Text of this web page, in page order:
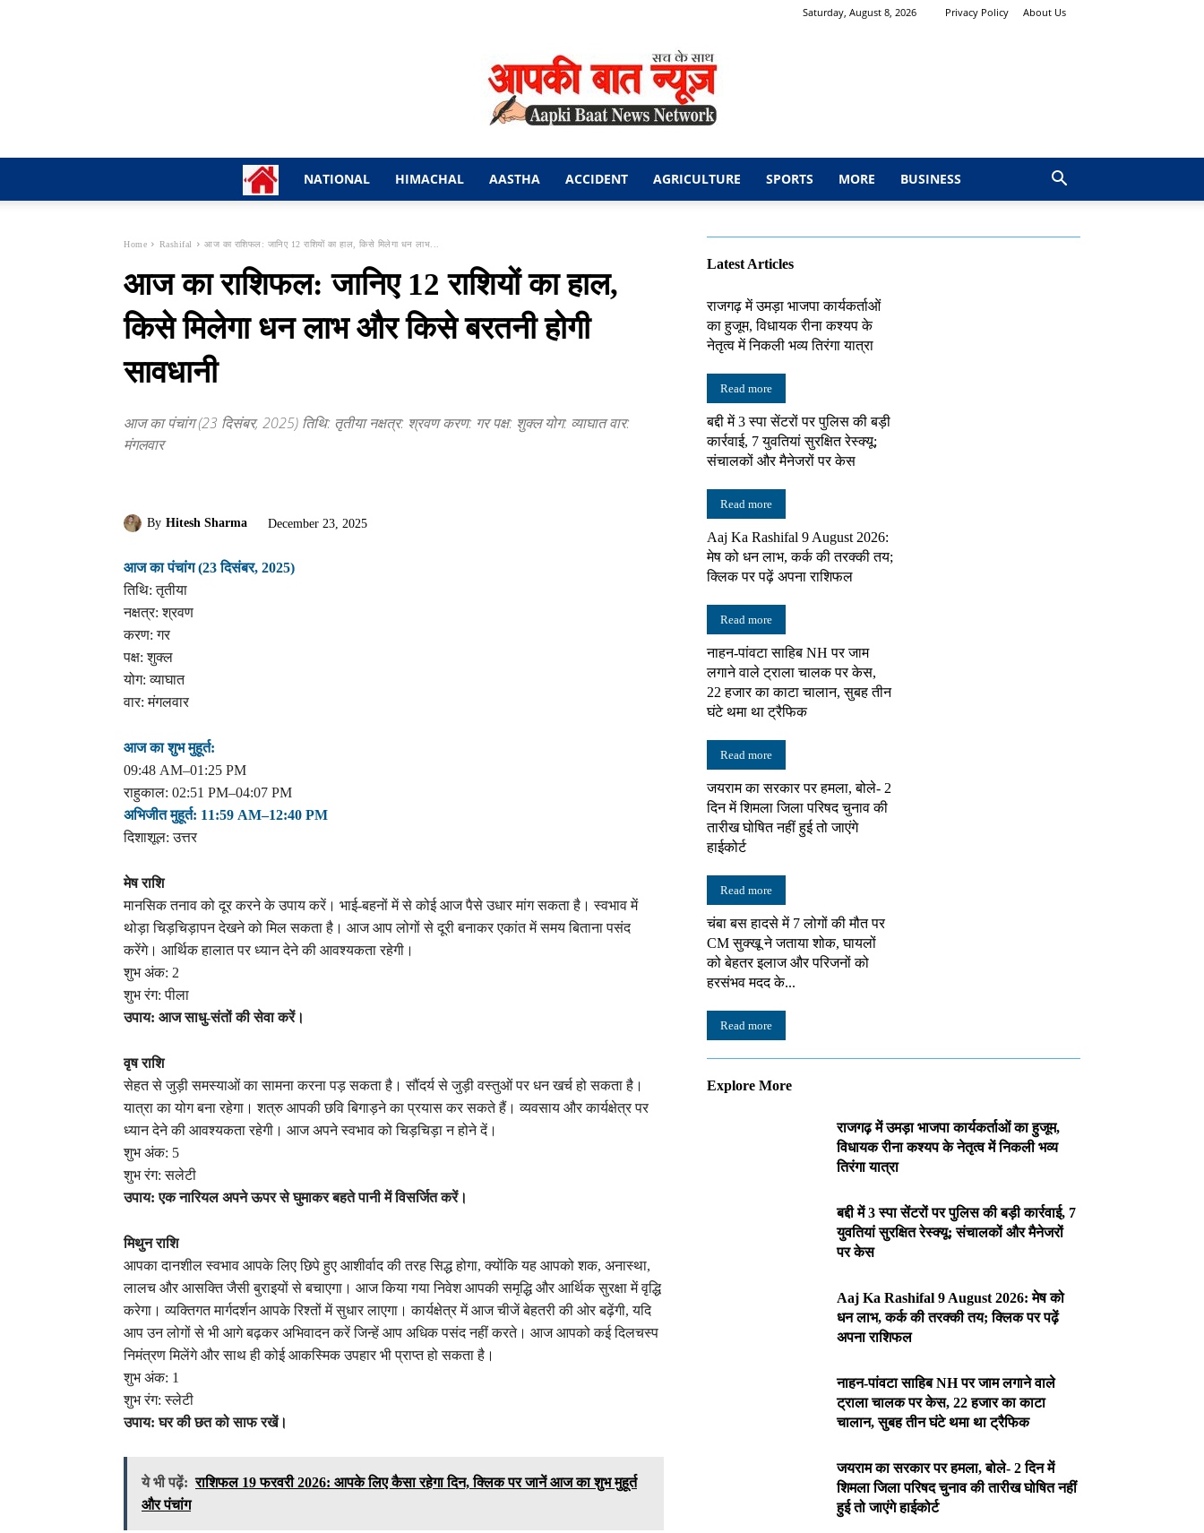
Saturday, August 8, 2026 Privacy Policy About Us
NATIONAL HIMACHAL AASTHA ACCIDENT AGRICULTURE SPORTS MORE BUSINESS
Home Rashifal आज का राशिफल: जानिए 12 राशियों का हाल, किसे मिलेगा धन लाभ...
आज का राशिफल: जानिए 12 राशियों का हाल,
किसे मिलेगा धन लाभ और किसे बरतनी होगी
सावधानी
आज का पंचांग (23 दिसंबर, 2025) तिथि: तृतीया नक्षत्र: श्रवण करण: गर पक्ष: शुक्ल योग: व्याघात वार:
मंगलवार
By Hitesh Sharma December 23, 2025
आज का पंचांग (23 दिसंबर, 2025)
तिथि: तृतीया
नक्षत्र: श्रवण
करण: गर
पक्ष: शुक्ल
योग: व्याघात
वार: मंगलवार
आज का शुभ मुहूर्त:
09:48 AM–01:25 PM
राहुकाल: 02:51 PM–04:07 PM
अभिजीत मुहूर्त: 11:59 AM–12:40 PM
दिशाशूल: उत्तर
मेष राशि
मानसिक तनाव को दूर करने के उपाय करें। भाई-बहनों में से कोई आज पैसे उधार मांग सकता है। स्वभाव में
थोड़ा चिड़चिड़ापन देखने को मिल सकता है। आज आप लोगों से दूरी बनाकर एकांत में समय बिताना पसंद
करेंगे। आर्थिक हालात पर ध्यान देने की आवश्यकता रहेगी।
शुभ अंक: 2
शुभ रंग: पीला
उपाय: आज साधु-संतों की सेवा करें।
वृष राशि
सेहत से जुड़ी समस्याओं का सामना करना पड़ सकता है। सौंदर्य से जुड़ी वस्तुओं पर धन खर्च हो सकता है।
यात्रा का योग बना रहेगा। शत्रु आपकी छवि बिगाड़ने का प्रयास कर सकते हैं। व्यवसाय और कार्यक्षेत्र पर
ध्यान देने की आवश्यकता रहेगी। आज अपने स्वभाव को चिड़चिड़ा न होने दें।
शुभ अंक: 5
शुभ रंग: सलेटी
उपाय: एक नारियल अपने ऊपर से घुमाकर बहते पानी में विसर्जित करें।
मिथुन राशि
आपका दानशील स्वभाव आपके लिए छिपे हुए आशीर्वाद की तरह सिद्ध होगा, क्योंकि यह आपको शक, अनास्था,
लालच और आसक्ति जैसी बुराइयों से बचाएगा। आज किया गया निवेश आपकी समृद्धि और आर्थिक सुरक्षा में वृद्धि
करेगा। व्यक्तिगत मार्गदर्शन आपके रिश्तों में सुधार लाएगा। कार्यक्षेत्र में आज चीजें बेहतरी की ओर बढ़ेंगी, यदि
आप उन लोगों से भी आगे बढ़कर अभिवादन करें जिन्हें आप अधिक पसंद नहीं करते। आज आपको कई दिलचस्प
निमंत्रण मिलेंगे और साथ ही कोई आकस्मिक उपहार भी प्राप्त हो सकता है।
शुभ अंक: 1
शुभ रंग: स्लेटी
उपाय: घर की छत को साफ रखें।
ये भी पढ़ें: राशिफल 19 फरवरी 2026: आपके लिए कैसा रहेगा दिन, क्लिक पर जानें आज का शुभ मुहूर्त
और पंचांग
Latest Articles
राजगढ़ में उमड़ा भाजपा कार्यकर्ताओं
का हुजूम, विधायक रीना कश्यप के
नेतृत्व में निकली भव्य तिरंगा यात्रा
Read more
बद्दी में 3 स्पा सेंटरों पर पुलिस की बड़ी
कार्रवाई, 7 युवतियां सुरक्षित रेस्क्यू;
संचालकों और मैनेजरों पर केस
Read more
Aaj Ka Rashifal 9 August 2026:
मेष को धन लाभ, कर्क की तरक्की तय;
क्लिक पर पढ़ें अपना राशिफल
Read more
नाहन-पांवटा साहिब NH पर जाम
लगाने वाले ट्राला चालक पर केस,
22 हजार का काटा चालान, सुबह तीन
घंटे थमा था ट्रैफिक
Read more
जयराम का सरकार पर हमला, बोले- 2
दिन में शिमला जिला परिषद चुनाव की
तारीख घोषित नहीं हुई तो जाएंगे
हाईकोर्ट
Read more
चंबा बस हादसे में 7 लोगों की मौत पर
CM सुक्खू ने जताया शोक, घायलों
को बेहतर इलाज और परिजनों को
हरसंभव मदद के...
Read more
Explore More
राजगढ़ में उमड़ा भाजपा कार्यकर्ताओं का हुजूम,
विधायक रीना कश्यप के नेतृत्व में निकली भव्य
तिरंगा यात्रा
बद्दी में 3 स्पा सेंटरों पर पुलिस की बड़ी कार्रवाई, 7
युवतियां सुरक्षित रेस्क्यू; संचालकों और मैनेजरों
पर केस
Aaj Ka Rashifal 9 August 2026: मेष को
धन लाभ, कर्क की तरक्की तय; क्लिक पर पढ़ें
अपना राशिफल
नाहन-पांवटा साहिब NH पर जाम लगाने वाले
ट्राला चालक पर केस, 22 हजार का काटा
चालान, सुबह तीन घंटे थमा था ट्रैफिक
जयराम का सरकार पर हमला, बोले- 2 दिन में
शिमला जिला परिषद चुनाव की तारीख घोषित नहीं
हुई तो जाएंगे हाईकोर्ट